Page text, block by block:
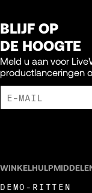
BLIJF OP
DE HOOGTE
Meld u aan voor
productlanceringen
DEMO-RITTEN